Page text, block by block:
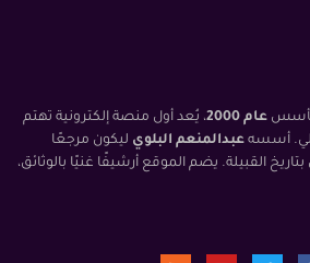
عام 2000
، يُعد أول منصة إلكترونية تهتم
بلي. أسسه عبدالمنعم البلوي ليكون مرجعًا
القبيلة. يضم الموقع أرشيفًا غنيًا بالوثائق،